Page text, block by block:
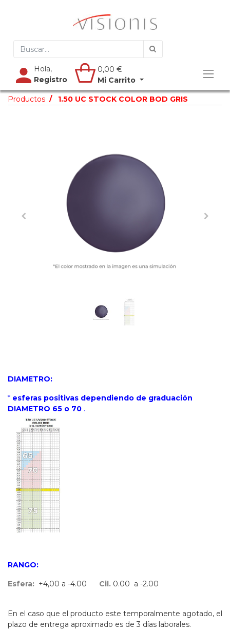
Hola,
Registro
0,00 €
Mi Carrito
Productos 1.50 UC STOCK COLOR BOD GRIS
DIAMETRO:
* esferas positivas dependiendo de graduación
DIAMETRO 65 o 70 .
RANGO:
Esfera: +4,00 a -4.00 Cil. 0.00 a -2.00
En el caso que el producto este temporalmente agotado, el
plazo de entrega aproximado es de 3 días laborales.